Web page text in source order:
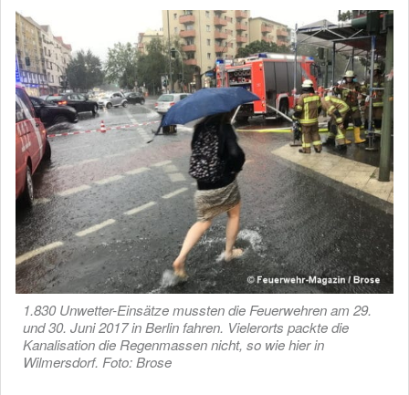
1.830 Unwetter-Einsätze mussten die Feuerwehren am 29.
und 30. Juni 2017 in Berlin fahren. Vielerorts packte die
Kanalisation die Regenmassen nicht, so wie hier in
Wilmersdorf. Foto: Brose